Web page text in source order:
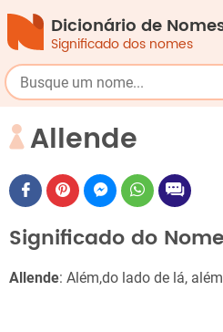
Dicionário de
Significado dos nomes
Allende
Significado do
Allende: Além,do lado de lá,